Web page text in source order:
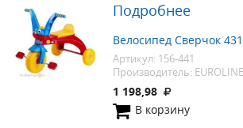
Подробнее
Велосипед Сверчок
Артикул: 156-441
Производитель: EUROLINE
1 198,98
В корзину